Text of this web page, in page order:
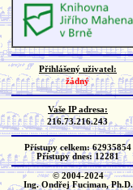
Přihlášený uživatel:
žádný
Vaše IP adresa:
216.73.216.243
Přístupy celkem: 62935854
Přístupy dnes: 12281
© 2004-2024
Ing. Ondřej Fuciman, Ph.D.